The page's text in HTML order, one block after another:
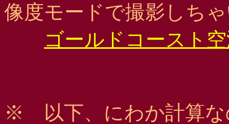
像度モードで撮影しち
ゴールドコースト
※ 以下、にわか計算な